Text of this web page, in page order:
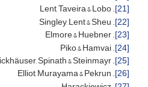
[21]
. Lent, Taveira & Lobo
[22]
. Singley, Lent & Sheu
[23]
. Elmore & Huebner
[24]
. Piko & Hamvai
[25]
. Dinger, Dickhäuser, Spinath & Steinmayr
[26]
. Elliot, Murayama & Pekrun